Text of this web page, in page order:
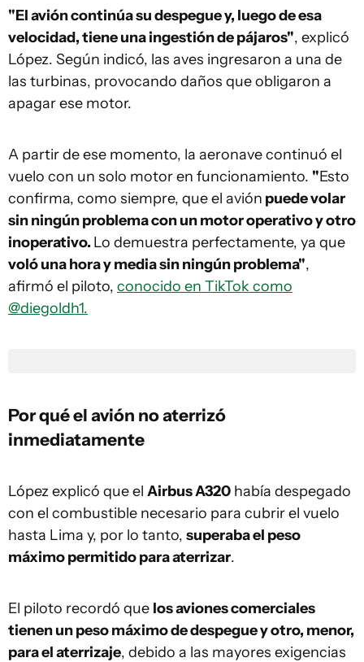
"El avión continúa su despegue y, luego de esa
velocidad, tiene una ingestión de pájaros", explicó
López. Según indicó, las aves ingresaron a una de
las turbinas, provocando daños que obligaron a
apagar ese motor.
A partir de ese momento, la aeronave continuó el
vuelo con un solo motor en funcionamiento. "Esto
confirma, como siempre, que el avión puede volar
sin ningún problema con un motor operativo y otro
inoperativo. Lo demuestra perfectamente, ya que
voló una hora y media sin ningún problema",
afirmó el piloto, conocido en TikTok como
@diegoldh1.
Por qué el avión no aterrizó
inmediatamente
López explicó que el Airbus A320 había despegado
con el combustible necesario para cubrir el vuelo
hasta Lima y, por lo tanto, superaba el peso
máximo permitido para aterrizar.
El piloto recordó que los aviones comerciales
tienen un peso máximo de despegue y otro, menor,
para el aterrizaje, debido a las mayores exigencias